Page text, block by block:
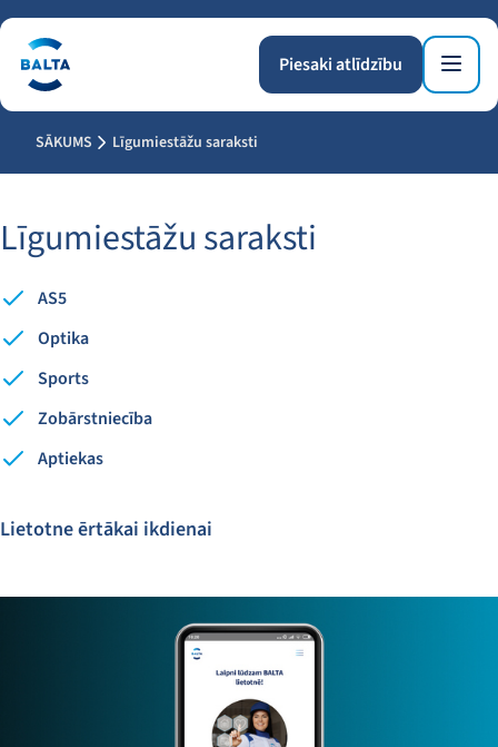
Piesaki atlīdzību
SĀKUMS Līgumiestāžu saraksti
Līgumiestāžu saraksti
AS5
Optika
Sports
Zobārstniecība
Aptiekas
Lietotne ērtākai ikdienai